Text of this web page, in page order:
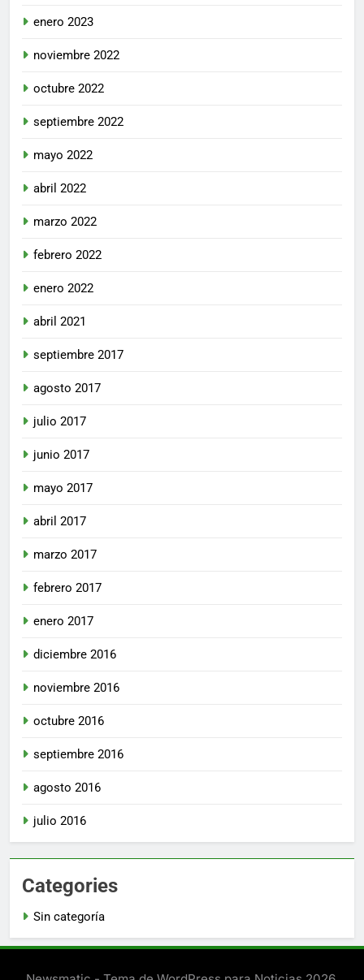
enero 2023
noviembre 2022
octubre 2022
septiembre 2022
mayo 2022
abril 2022
marzo 2022
febrero 2022
enero 2022
abril 2021
septiembre 2017
agosto 2017
julio 2017
junio 2017
mayo 2017
abril 2017
marzo 2017
febrero 2017
enero 2017
diciembre 2016
noviembre 2016
octubre 2016
septiembre 2016
agosto 2016
julio 2016
Categories
Sin categoría